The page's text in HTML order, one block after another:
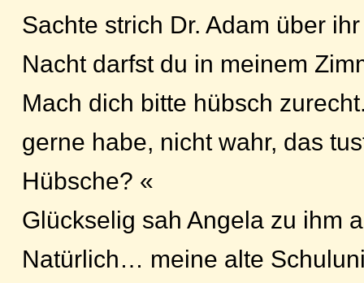
Sachte strich Dr. Adam über
Nacht darfst du in meinem
Mach dich bitte hübsch
gerne habe, nicht wahr, das
Hübsche? «
Glückselig sah Angela zu ihm
Natürlich… meine alte